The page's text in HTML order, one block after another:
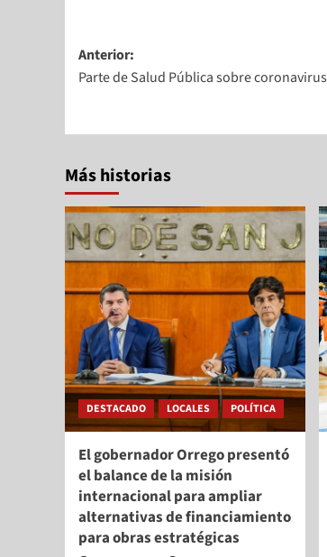
Anterior:
Parte de Salud Pública sobre coronavirus
Más historias
DESTACADO LOCALES POLÍTICA
El gobernador Orrego presentó
el balance de la misión
internacional para ampliar
alternativas de financiamiento
para obras estratégicas